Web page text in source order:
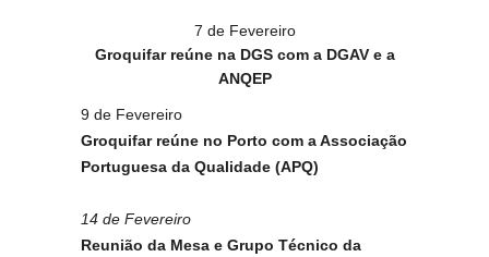
7 de Fevereiro
Groquifar reúne na DGS com a DGAV e a
ANQEP
9 de Fevereiro
Groquifar reúne no Porto com a Associação
Portuguesa da Qualidade (APQ)
14 de Fevereiro
Reunião da Mesa e Grupo Técnico da